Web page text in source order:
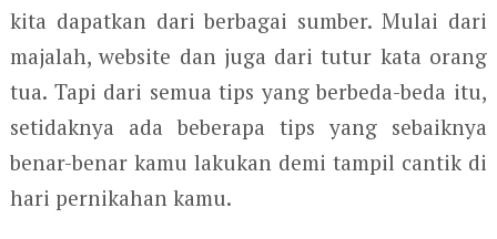
kita dapatkan dari berbagai sumber. Mulai dari
majalah, website dan juga dari tutur kata orang
tua. Tapi dari semua tips yang berbeda-beda itu,
setidaknya ada beberapa tips yang sebaiknya
benar-benar kamu lakukan demi tampil cantik di
hari pernikahan kamu.